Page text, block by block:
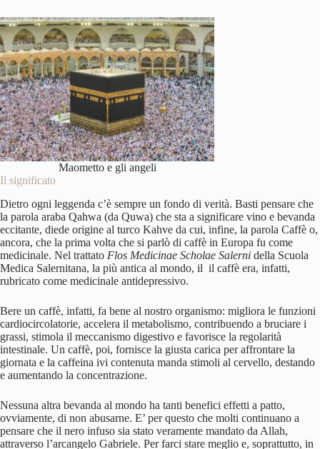
Maometto e gli angeli
Il significato
Dietro ogni leggenda c’è sempre un fondo di verità. Basti pensare che
la parola araba Qahwa (da Quwa) che sta a significare vino e bevanda
eccitante, diede origine al turco Kahve da cui, infine, la parola Caffè o,
ancora, che la prima volta che si parlò di caffè in Europa fu come
medicinale. Nel trattato Flos Medicinae Scholae Salerni della Scuola
Medica Salernitana, la più antica al mondo, il il caffè era, infatti,
rubricato come medicinale antidepressivo.
Bere un caffè, infatti, fa bene al nostro organismo: migliora le funzioni
cardiocircolatorie, accelera il metabolismo, contribuendo a bruciare i
grassi, stimola il meccanismo digestivo e favorisce la regolarità
intestinale. Un caffè, poi, fornisce la giusta carica per affrontare la
giornata e la caffeina ivi contenuta manda stimoli al cervello, destando
e aumentando la concentrazione.
Nessuna altra bevanda al mondo ha tanti benefici effetti a patto,
ovviamente, di non abusarne. E’ per questo che molti continuano a
pensare che il nero infuso sia stato veramente mandato da Allah,
attraverso l’arcangelo Gabriele. Per farci stare meglio e, soprattutto, in